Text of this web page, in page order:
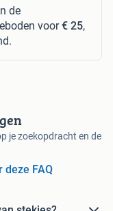
de
voor€ 25,
je zoekopdracht en de
deze FAQ